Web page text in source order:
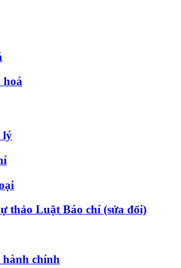
hoá
lý
thảo Luật Báo chí (sửa đổi)
chính